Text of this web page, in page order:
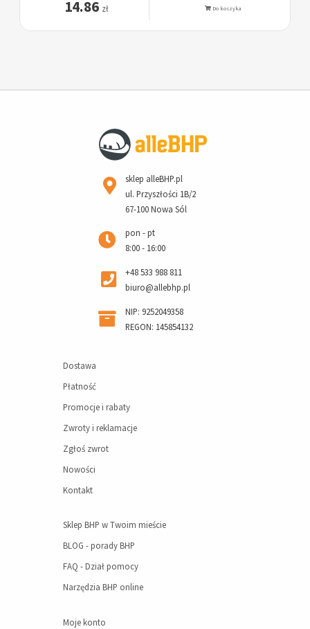
14.86 zł Do koszyka
sklep alleBHP.pl
ul. Przyszłości 1B/2
67-100 Nowa Sól
pon - pt
8:00 - 16:00
+48 533 988 811
biuro@allebhp.pl
NIP: 9252049358
REGON: 145854132
Dostawa
Płatność
Promocje i rabaty
Zwroty i reklamacje
Zgłoś zwrot
Nowości
Kontakt
Sklep BHP w Twoim mieście
BLOG - porady BHP
FAQ - Dział pomocy
Narzędzia BHP online
Moje konto